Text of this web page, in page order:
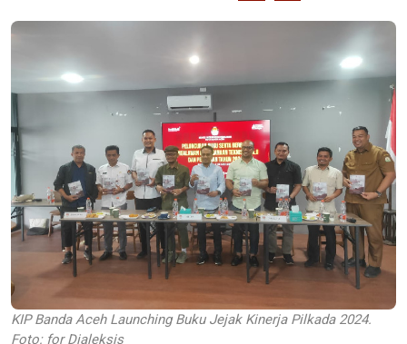
KIP Banda Aceh Launching Buku Jejak Kinerja Pilkada 2024.
Foto: for Dialeksis